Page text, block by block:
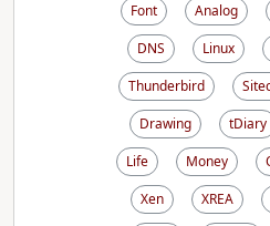
Font
Analog
DNS
Linux
Thunderbird
Drawing
tDiary
Life
Money
Xen
XREA